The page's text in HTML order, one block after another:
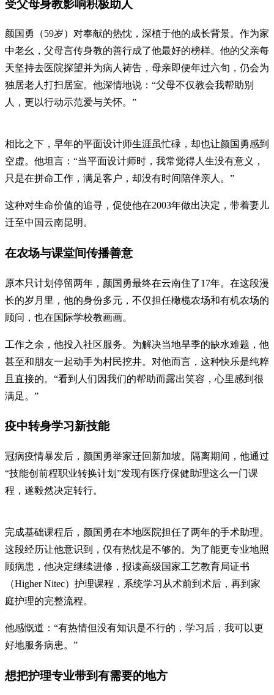
受父母身教影响积极助人
颜国勇（59岁）对奉献的热忱，深植于他的成长背景。作为家
中老幺，父母言传身教的善行成了他最好的榜样。他的父亲每
天坚持去医院探望并为病人祷告，母亲即便年过六旬，仍会为
独居老人打扫居室。他深情地说：“父母不仅教会我帮助别
人，更以行动示范爱与关怀。”
相比之下，早年的平面设计师生涯虽忙碌，却也让颜国勇感到
空虚。他坦言：“当平面设计师时，我常觉得人生没有意义，
只是在拼命工作，满足客户，却没有时间陪伴亲人。”
这种对生命价值的追寻，促使他在2003年做出决定，带着妻儿
迁至中国云南昆明。
在农场与课堂间传播善意
原本只计划停留两年，颜国勇最终在云南住了17年。在这段漫
长的岁月里，他的身份多元，不仅担任橄榄农场和有机农场的
顾问，也在国际学校教画画。
工作之余，他投入社区服务。为解决当地旱季的缺水难题，他
甚至和朋友一起动手为村民挖井。对他而言，这种快乐是纯粹
且直接的。“看到人们因我们的帮助而露出笑容，心里感到很
满足。”
疫中转身学习新技能
冠病疫情暴发后，颜国勇举家迁回新加坡。隔离期间，他通过
“技能创前程职业转换计划”发现有医疗保健助理这么一门课
程，遂毅然决定转行。
完成基础课程后，颜国勇在本地医院担任了两年的手术助理。
这段经历让他意识到，仅有热忱是不够的。为了能更专业地照
顾病患，他决定继续进修，报读高级国家工艺教育局证书
（Higher Nitec）护理课程，系统学习从术前到术后，再到家
庭护理的完整流程。
他感慨道：“有热情但没有知识是不行的，学习后，我可以更
好地服务病患。”
想把护理专业带到有需要的地方